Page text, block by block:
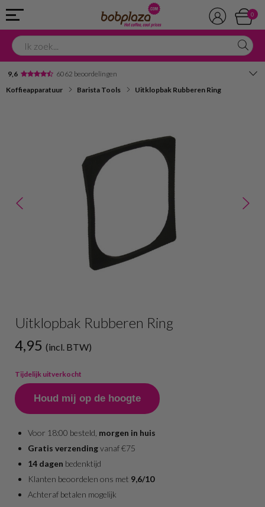
0
9,6 6062 beoordelingen
Koffieapparatuur Barista Tools Uitklopbak Rubberen Ring
Uitklopbak Rubberen Ring
4,95 (incl. BTW)
Tijdelijk uitverkocht
Houd mij op de hoogte
Voor 18:00 besteld, morgen in huis
Gratis verzendingvanaf €75
14 dagen bedenktijd
Klanten beoordelen ons met 9,6/10
Achteraf betalen mogelijk